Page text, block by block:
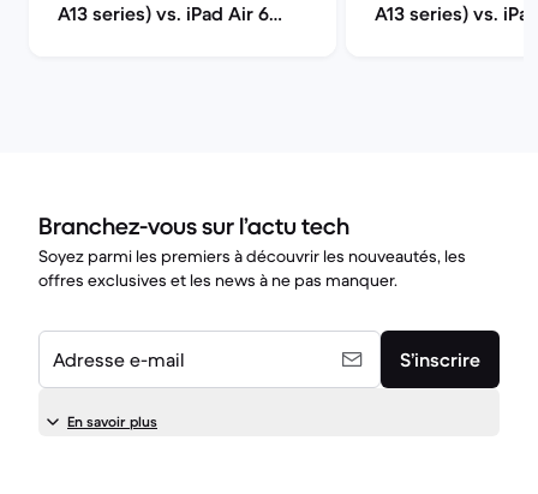
A13 series) vs. iPad Air 6
A13 series) vs.
Branchez-vous sur l’actu tech
Soyez parmi les premiers à découvrir les nouveautés, les
offres exclusives et les news à ne pas manquer.
Adresse e-mail S’inscrire
En savoir plus